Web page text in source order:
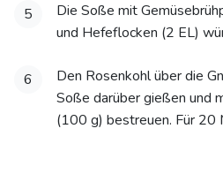
5
Die Soße mit
und Hefeflocken (2 EL)
6
Den Rosenkohl über die
Soße darüber gießen und
(100 g) bestreuen. Für 20